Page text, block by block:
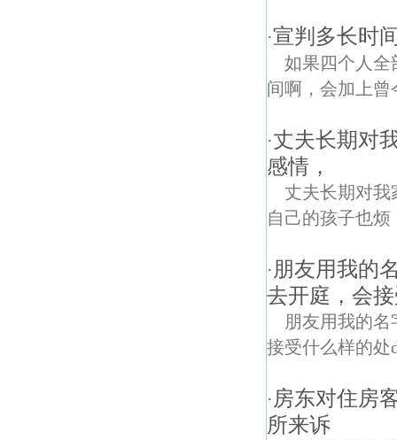
·宣判多长时
如果四个人全
间啊，会加上
·丈夫长期对
感情，
丈夫长期对
自己的孩子也
· 朋友用我的
去开庭，会
朋友用我的
接受什么样的处
· 房东对住房
所来诉